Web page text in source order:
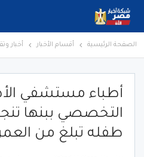
الصفحة الرئيسية أقسام الأخبار أخبار
أطباء مستشفي
التخصصي ببنها
طفله تبلغ من العمر